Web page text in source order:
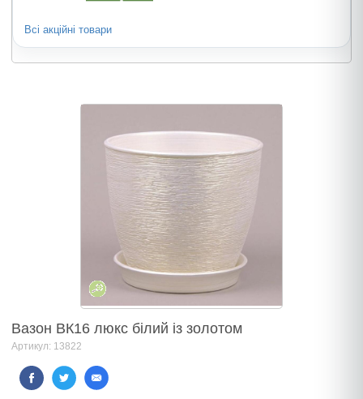
Всі акційні товари
Вазон ВК16 люкс білий із золотом
Артикул: 13822